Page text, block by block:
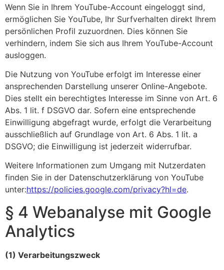
Wenn Sie in Ihrem YouTube-Account eingeloggt sind,
ermöglichen Sie YouTube, Ihr Surfverhalten direkt Ihrem
persönlichen Profil zuzuordnen. Dies können Sie
verhindern, indem Sie sich aus Ihrem YouTube-Account
ausloggen.
Die Nutzung von YouTube erfolgt im Interesse einer
ansprechenden Darstellung unserer Online-Angebote.
Dies stellt ein berechtigtes Interesse im Sinne von Art. 6
Abs. 1 lit. f DSGVO dar. Sofern eine entsprechende
Einwilligung abgefragt wurde, erfolgt die Verarbeitung
ausschließlich auf Grundlage von Art. 6 Abs. 1 lit. a
DSGVO; die Einwilligung ist jederzeit widerrufbar.
Weitere Informationen zum Umgang mit Nutzerdaten
finden Sie in der Datenschutzerklärung von YouTube
unter:https://policies.google.com/privacy?hl=de.
§ 4 Webanalyse mit Google
Analytics
(1) Verarbeitungszweck